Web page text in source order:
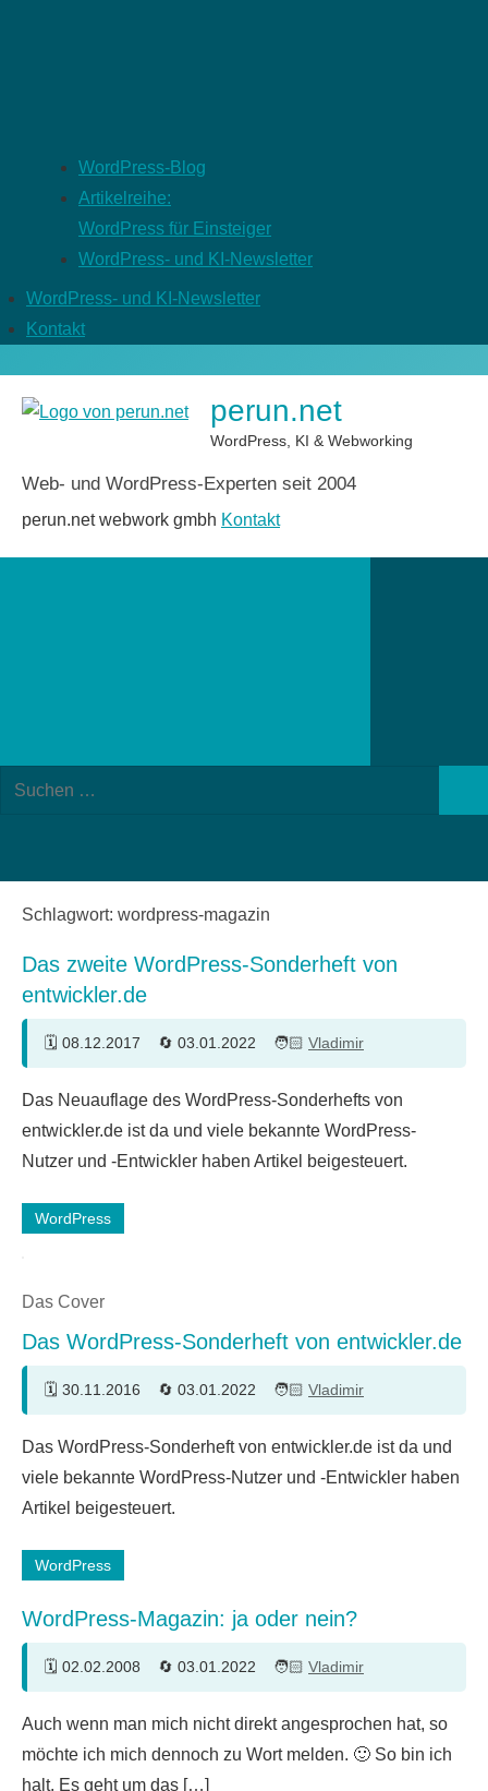
WordPress-Blog
Artikelreihe:
WordPress für Einsteiger
WordPress- und KI-Newsletter
WordPress- und KI-Newsletter
Kontakt
perun.net
WordPress, KI & Webworking
Web- und WordPress-Experten seit 2004
perun.net webwork gmbh Kontakt
Suchen
Schlagwort: wordpress-magazin
Das zweite WordPress-Sonderheft von
entwickler.de
08.12.2017 03.01.2022 Vladimir
Kommentar
Das Neuauflage des WordPress-Sonderhefts von
entwickler.de ist da und viele bekannte WordPress-
Nutzer und -Entwickler haben Artikel beigesteuert.
WordPress
Das Cover
Das WordPress-Sonderheft von entwickler.de
30.11.2016 03.01.2022 Vladimir
Kommentare
Das WordPress-Sonderheft von entwickler.de ist da und
viele bekannte WordPress-Nutzer und -Entwickler haben
Artikel beigesteuert.
WordPress
WordPress-Magazin: ja oder nein?
02.02.2008 03.01.2022 Vladimir
Kommentare
Auch wenn man mich nicht direkt angesprochen hat, so
möchte ich mich dennoch zu Wort melden. 🙂 So bin ich
halt. Es geht um das […]